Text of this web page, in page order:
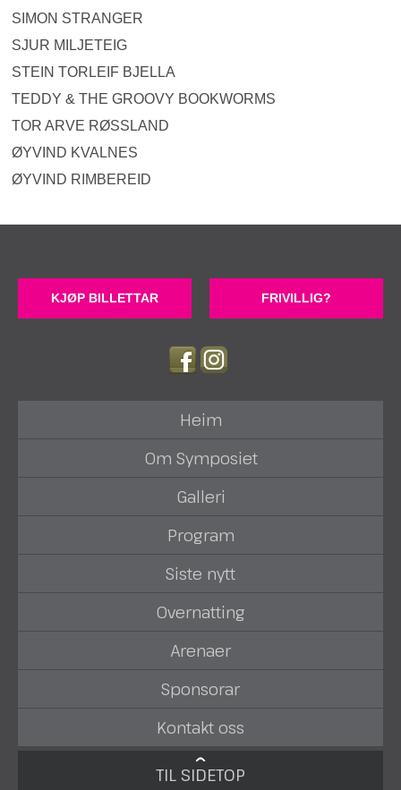
SIMON STRANGER
SJUR MILJETEIG
STEIN TORLEIF BJELLA
TEDDY & THE GROOVY BOOKWORMS
TOR ARVE RØSSLAND
ØYVIND KVALNES
ØYVIND RIMBEREID
KJØP BILLETTAR FRIVILLIG?
Heim
Om Symposiet
Galleri
Program
Siste nytt
Overnatting
Arenaer
Sponsorar
Kontakt oss
TIL SIDETOP